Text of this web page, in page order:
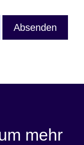
mehr